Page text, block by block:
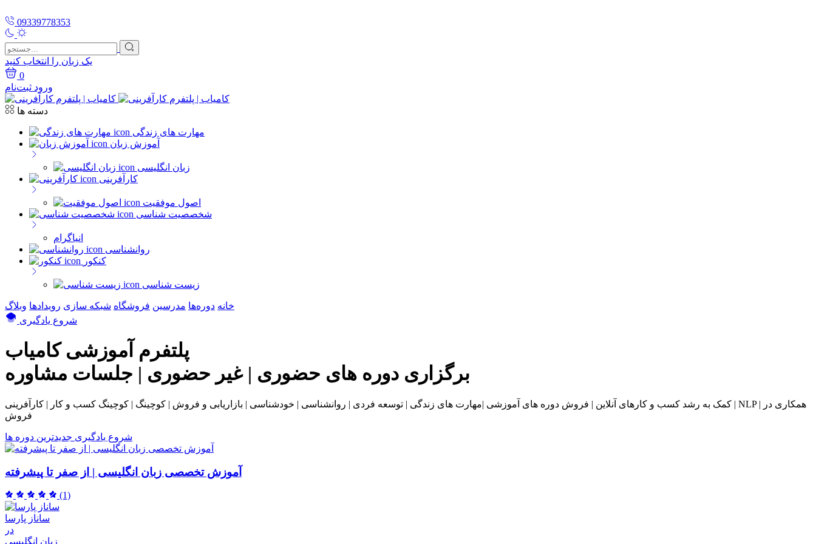
09339778353
یک زبان را انتخاب کنید
0
ورود ثبت‌نام
دسته ها
مهارت های زندگی
آموزش زبان
زبان انگلیسی
کارآفرینی
اصول موفقیت
شخصصیت شناسی
انیاگرام
روانشناسی
کنکور
زیست شناسی
خانه دوره‌ها مدرسین فروشگاه شبکه سازی رویداد‌ها وبلاگ
شروع یادگیری
پلتفرم آموزشی کامیاب
برگزاری دوره های حضوری | غیر حضوری | جلسات مشاوره
کمک به رشد کسب و کارهای آنلاین | فروش دوره های آموزشی |مهارت های زندگی | توسعه فردی | روانشناسی | خودشناسی | بازاریابی و فروش | کوچینگ | کوچینگ کسب و کار | کارآفرینی | NLP | همکاری در
فروش
شروع یادگیری جدیدترین دوره ها
آموزش تخصصی زبان انگلیسی | از صفر تا پیشرفته
(1)
ساناز پارسا
در
زبان انگلیسی